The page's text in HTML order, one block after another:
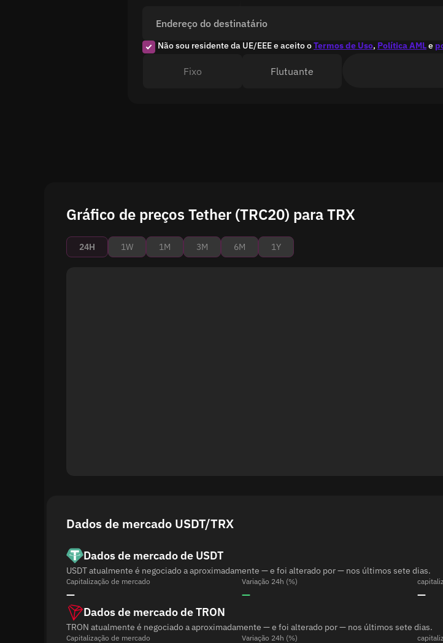
Endereço do destinatário
Não sou residente da UE/EEE e aceito oTermos de Uso, Política AMLe
Fixo Flutuante
Gráfico de preços Tether (TRC20) para TRX
24H 1W 1M 3M 6M 1Y
Dados de mercado USDT/TRX
Dados de mercado de USDT
USDT atualmente é negociado a aproximadamente — e foi alterado por — nos últimos sete dias.
Capitalização de mercado
—
Variação 24h (%)
— —
Dados de mercado de TRON
TRON atualmente é negociado a aproximadamente — e foi alterado por — nos últimos sete dias.
Capitalização de mercado Variação 24h (%)